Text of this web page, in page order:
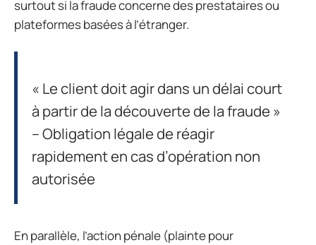
surtout si la fraude concerne des prestataires ou
plateformes basées à l’étranger.
« Le client doit agir dans un délai court
à partir de la découverte de la fraude »
– Obligation légale de réagir
rapidement en cas d’opération non
autorisée
En parallèle, l’action pénale (plainte pour